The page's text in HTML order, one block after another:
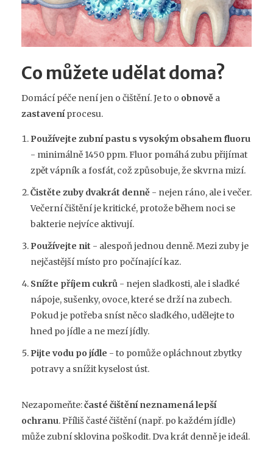
Co můžete udělat doma?
Domácí péče není jen o čištění. Je to o obnově a
zastaveníprocesu.
Používejte zubní pastu s vysokým obsahem fluoru
- minimálně 1450 ppm. Fluor pomáhá zubu přijímat
zpět vápník a fosfát, což způsobuje, že skvrna mizí.
Čistěte zuby dvakrát denně - nejen ráno, ale i večer.
Večerní čištění je kritické, protože během noci se
bakterie nejvíce aktivují.
Používejte nit - alespoň jednou denně. Mezi zuby je
nejčastější místo pro počínající kaz.
Snížte příjem cukrů - nejen sladkosti, ale i sladké
nápoje, sušenky, ovoce, které se drží na zubech.
Pokud je potřeba sníst něco sladkého, udělejte to
hned po jídle a ne mezí jídly.
Pijte vodu po jídle - to pomůže opláchnout zbytky
potravy a snížit kyselost úst.
Nezapomeňte:časté čištění neznamená lepší
ochranu. Příliš časté čištění (např. po každém jídle)
může zubní sklovina poškodit. Dva krát denně je ideál.